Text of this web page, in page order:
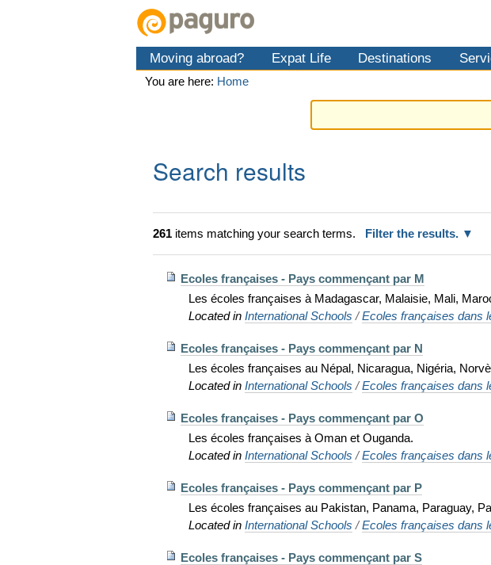
Moving abroad? Expat Life Destinations
You are here: Home
Search results
261 items matching your search terms. Filter the results.
Ecoles françaises - Pays commençant par M
Les écoles françaises à Madagascar, Malaisie, Mali,
Located inInternational Schools /Ecoles françaises dans
Ecoles françaises - Pays commençant par N
Les écoles françaises au Népal, Nicaragua, Nigéria,
Located inInternational Schools /Ecoles françaises dans
Ecoles françaises - Pays commençant par O
Les écoles françaises à Oman et Ouganda.
Located inInternational Schools /Ecoles françaises dans
Ecoles françaises - Pays commençant par P
Les écoles françaises au Pakistan, Panama, Paraguay,
Located inInternational Schools /Ecoles françaises dans
Ecoles françaises - Pays commençant par S